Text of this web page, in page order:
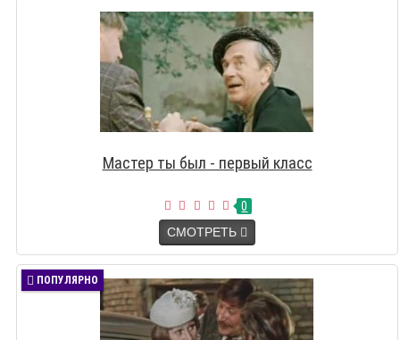
Мастер ты был - первый класс
0
СМОТРЕТЬ
ПОПУЛЯРНО